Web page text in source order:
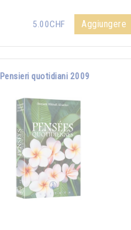
5.00CHF Aggiungere
Pensieri quotidiani 2009